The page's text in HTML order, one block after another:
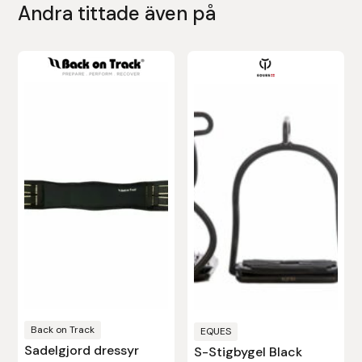
Andra tittade även på
Back on Track
Sadelgjord dressyr
EQUES
S-Stigbygel Black
Mias Ridsport
Mustad